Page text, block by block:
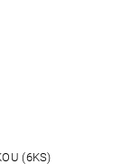
(6KS)